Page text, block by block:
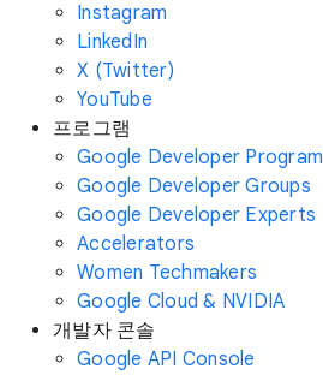
Instagram
LinkedIn
X (Twitter)
YouTube
프로그램
Google Developer Program
Google Developer Groups
Google Developer Experts
Accelerators
Women Techmakers
Google Cloud & NVIDIA
개발자 콘솔
Google API Console